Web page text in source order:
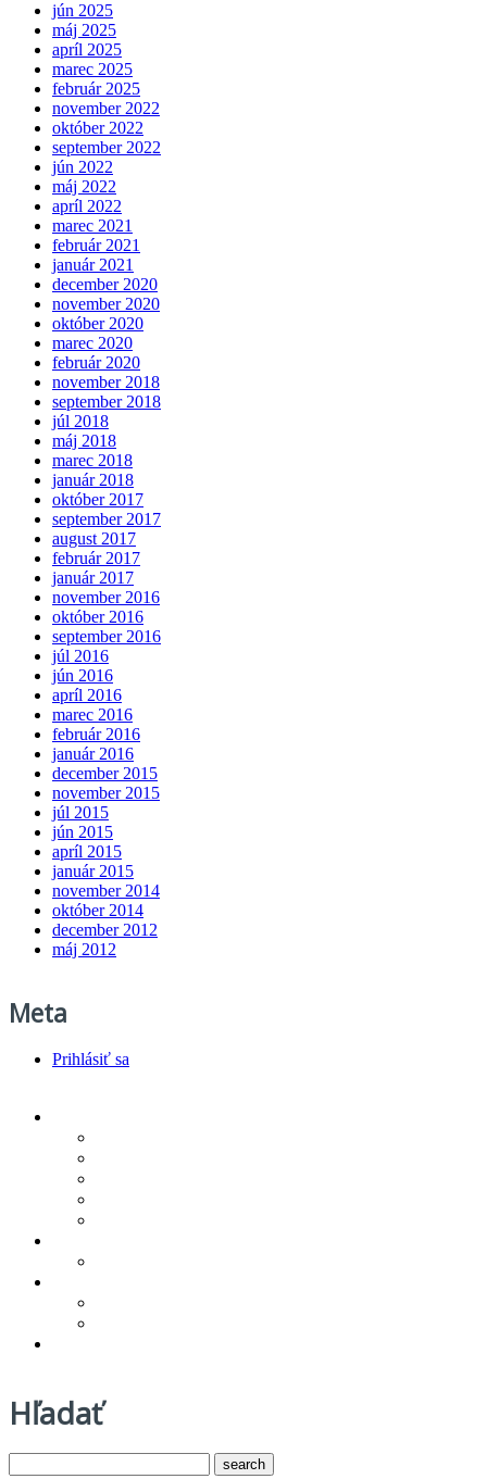
jún 2025
máj 2025
apríl 2025
marec 2025
február 2025
november 2022
október 2022
september 2022
jún 2022
máj 2022
apríl 2022
marec 2021
február 2021
január 2021
december 2020
november 2020
október 2020
marec 2020
február 2020
november 2018
september 2018
júl 2018
máj 2018
marec 2018
január 2018
október 2017
september 2017
august 2017
február 2017
január 2017
november 2016
október 2016
september 2016
júl 2016
jún 2016
apríl 2016
marec 2016
február 2016
január 2016
december 2015
november 2015
júl 2015
jún 2015
apríl 2015
január 2015
november 2014
október 2014
december 2012
máj 2012
Meta
Prihlásiť sa
Hľadať